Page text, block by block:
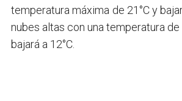
temperatura máxima de 21°C y
nubes altas con una temperatura
bajará a 12°C.